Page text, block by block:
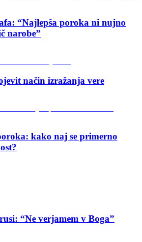
“Najlepša poroka ni nujno
narobe”
način izražanja vere
kako naj se primerno
“Ne verjamem v Boga”